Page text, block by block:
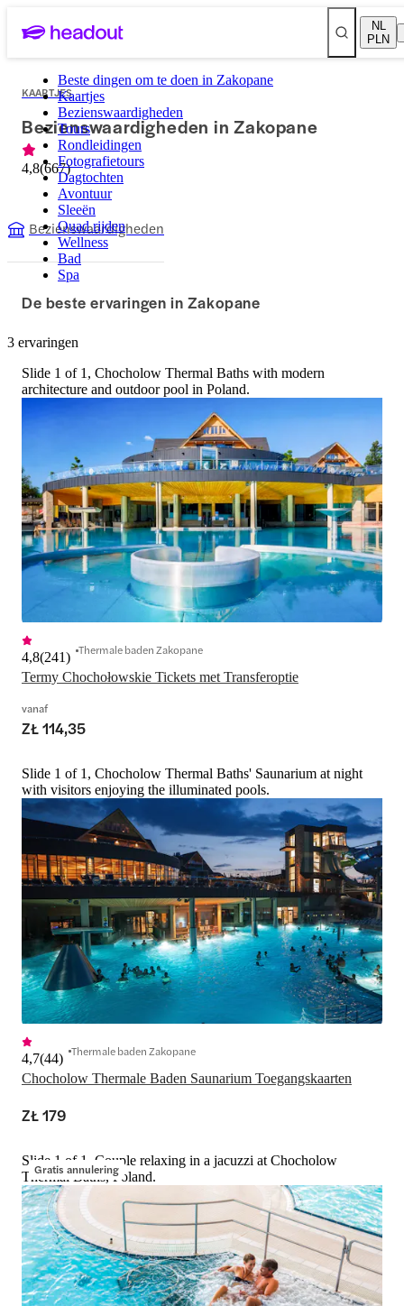
NL
PLN
Beste dingen om te doen in Zakopane
Kaartjes
Bezienswaardigheden
Tours
Rondleidingen
Fotografietours
Dagtochten
Avontuur
Sleeën
Quad rijden
Wellness
Bad
Spa
KAARTJES
Bezienswaardigheden in Zakopane
4,8(667)
Bezienswaardigheden
De beste ervaringen in Zakopane
3 ervaringen
Slide 1 of 1, Chocholow Thermal Baths with modern
architecture and outdoor pool in Poland.
Termy Chochołowskie Tickets met Transferoptie
4,8(241) Thermale baden Zakopane
vanaf
ZŁ 114,35
Slide 1 of 1, Chocholow Thermal Baths' Saunarium at night
with visitors enjoying the illuminated pools.
Chocholow Thermale Baden Saunarium Toegangskaarten
4,7(44) Thermale baden Zakopane
ZŁ 179
Gratis annulering
Slide 1 of 1, Couple relaxing in a jacuzzi at Chocholow
Thermal Baths, Poland.